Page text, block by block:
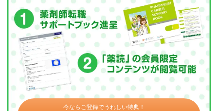
今ならご登録でうれしい特典！